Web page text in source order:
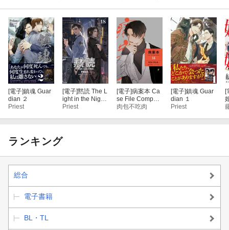
[電子]鎮魂 Guar
dian ２
Priest
[電子]黙読 The L
ight in the Night
［分冊版18］
Priest
[電子]病案本 Ca
se File Compen
dium［分冊版1
肉包不吃肉
[電子]鎮魂 Guar
dian １
Priest
[
ランキング
総合
電子書籍
BL・TL